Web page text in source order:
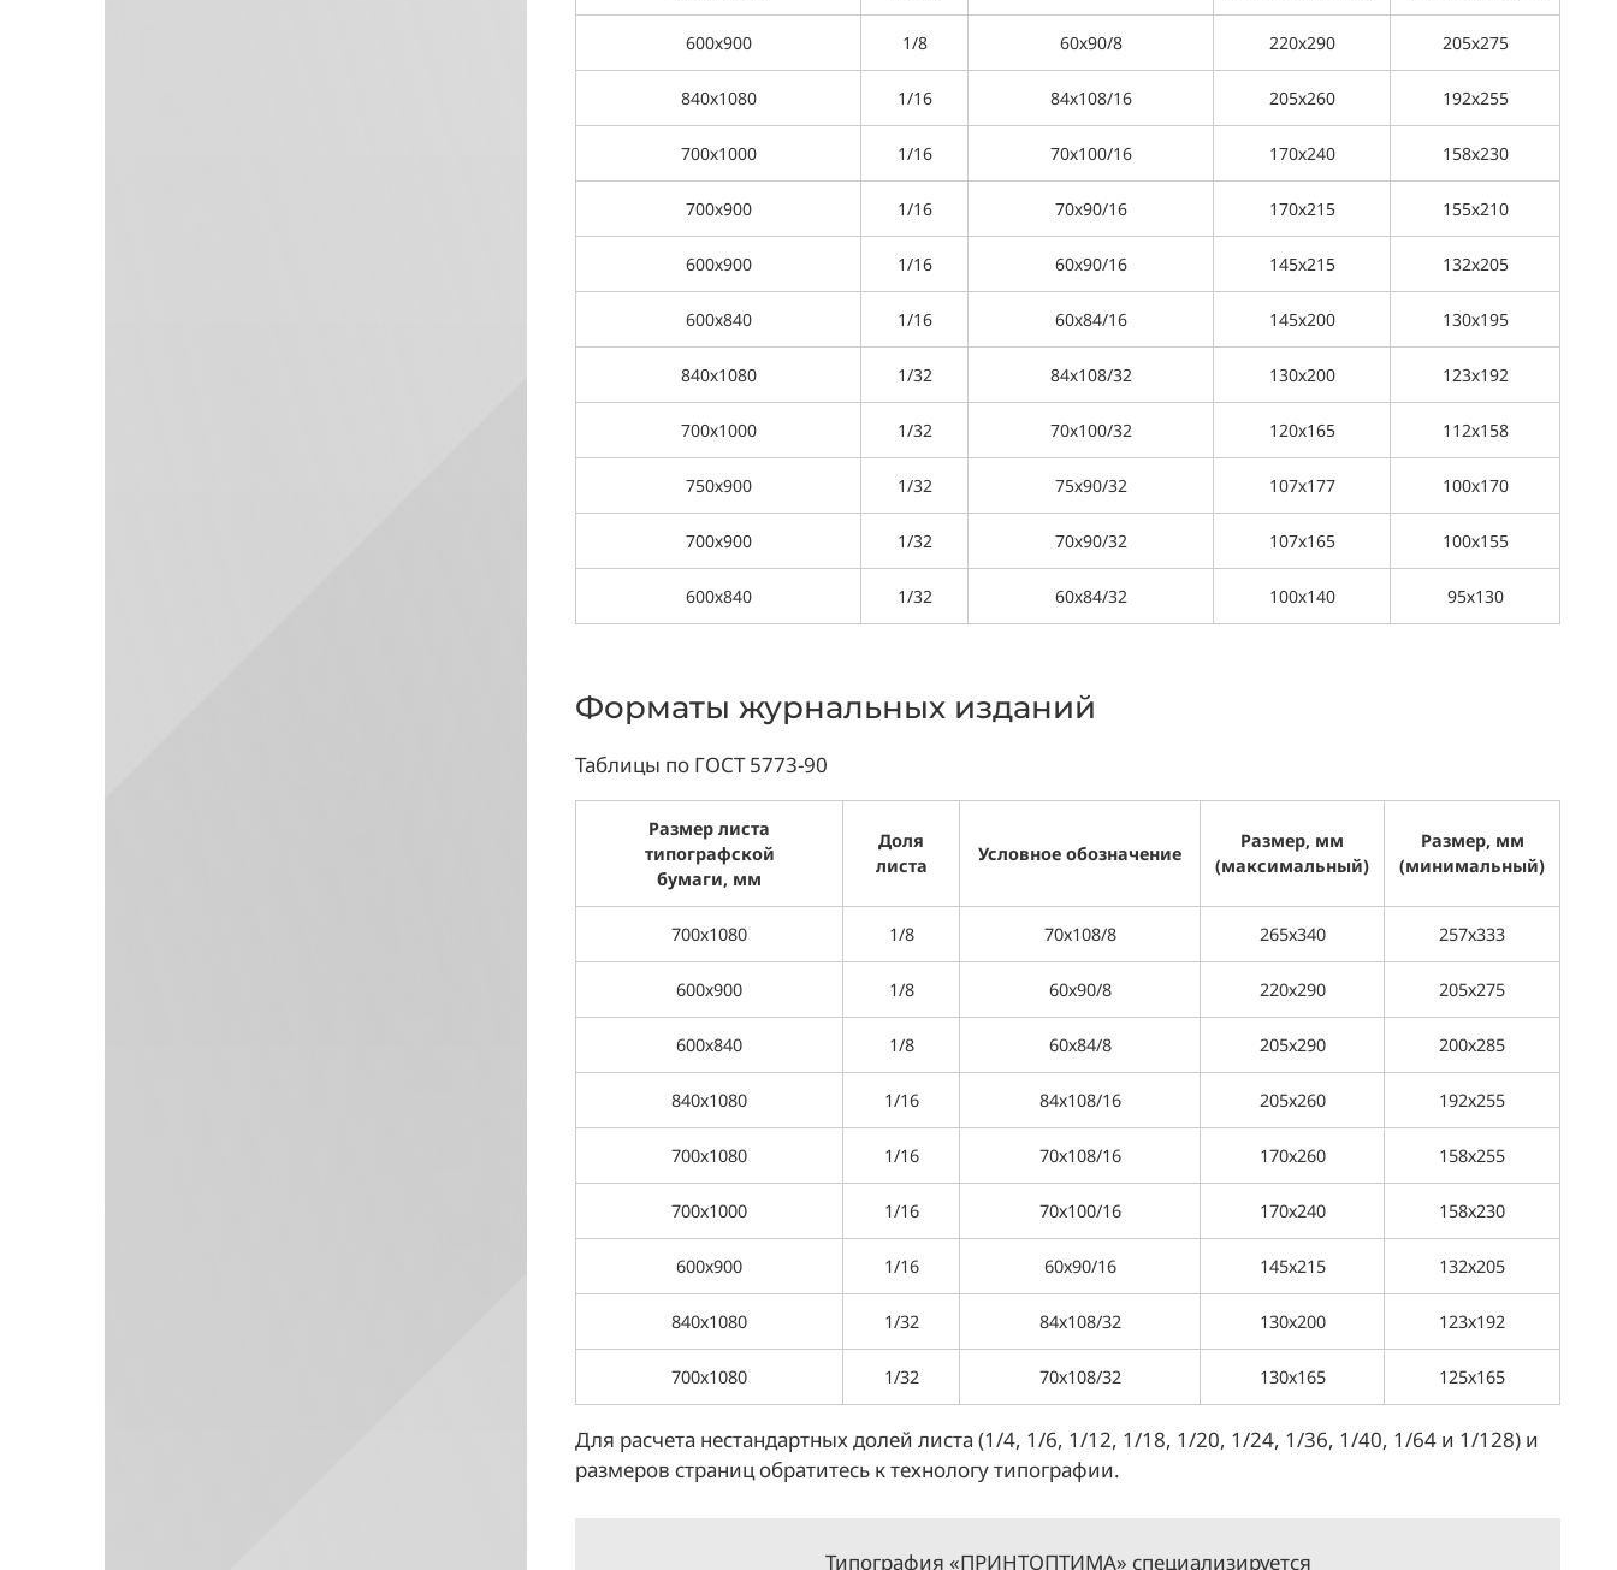
600х900 1/8 60х90/8 220х290 205х275
840х1080 1/16 84х108/16 205х260 192х255
700х1000 1/16 70х100/16 170х240 158х230
700х900 1/16 70х90/16 170х215 155х210
600х900 1/16 60х90/16 145х215 132х205
600х840 1/16 60х84/16 145х200 130х195
840х1080 1/32 84х108/32 130х200 123х192
700х1000 1/32 70х100/32 120х165 112х158
750х900 1/32 75х90/32 107х177 100х170
700х900 1/32 70х90/32 107х165 100х155
600х840 1/32 60х84/32 100х140 95х130
Форматы журнальных изданий
Таблицы по ГОСТ 5773-90
Размер листа
типографской
бумаги, мм
Доля
листа
Условное обозначение
Размер, мм
(максимальный)
Размер, мм
(минимальный)
700х1080 1/8 70х108/8 265х340 257х333
600х900 1/8 60х90/8 220х290 205х275
600х840 1/8 60х84/8 205х290 200х285
840х1080 1/16 84х108/16 205х260 192х255
700х1080 1/16 70х108/16 170х260 158х255
700х1000 1/16 70х100/16 170х240 158х230
600х900 1/16 60х90/16 145х215 132х205
840х1080 1/32 84х108/32 130х200 123х192
700х1080 1/32 70х108/32 130х165 125х165
Для расчета нестандартных долей листа (1/4, 1/6, 1/12, 1/18, 1/20, 1/24, 1/36, 1/40, 1/64 и 1/128) и
размеров страниц обратитесь к технологу типографии.
Типография «ПРИНТОПТИМА» специализируется